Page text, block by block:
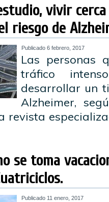
vivir
riesgo de
Publicado 6 febrero, 2017
Las personas
tráfico
desarrollar un
Alzheimer,
revista
se toma
Publicado 11 enero, 2017